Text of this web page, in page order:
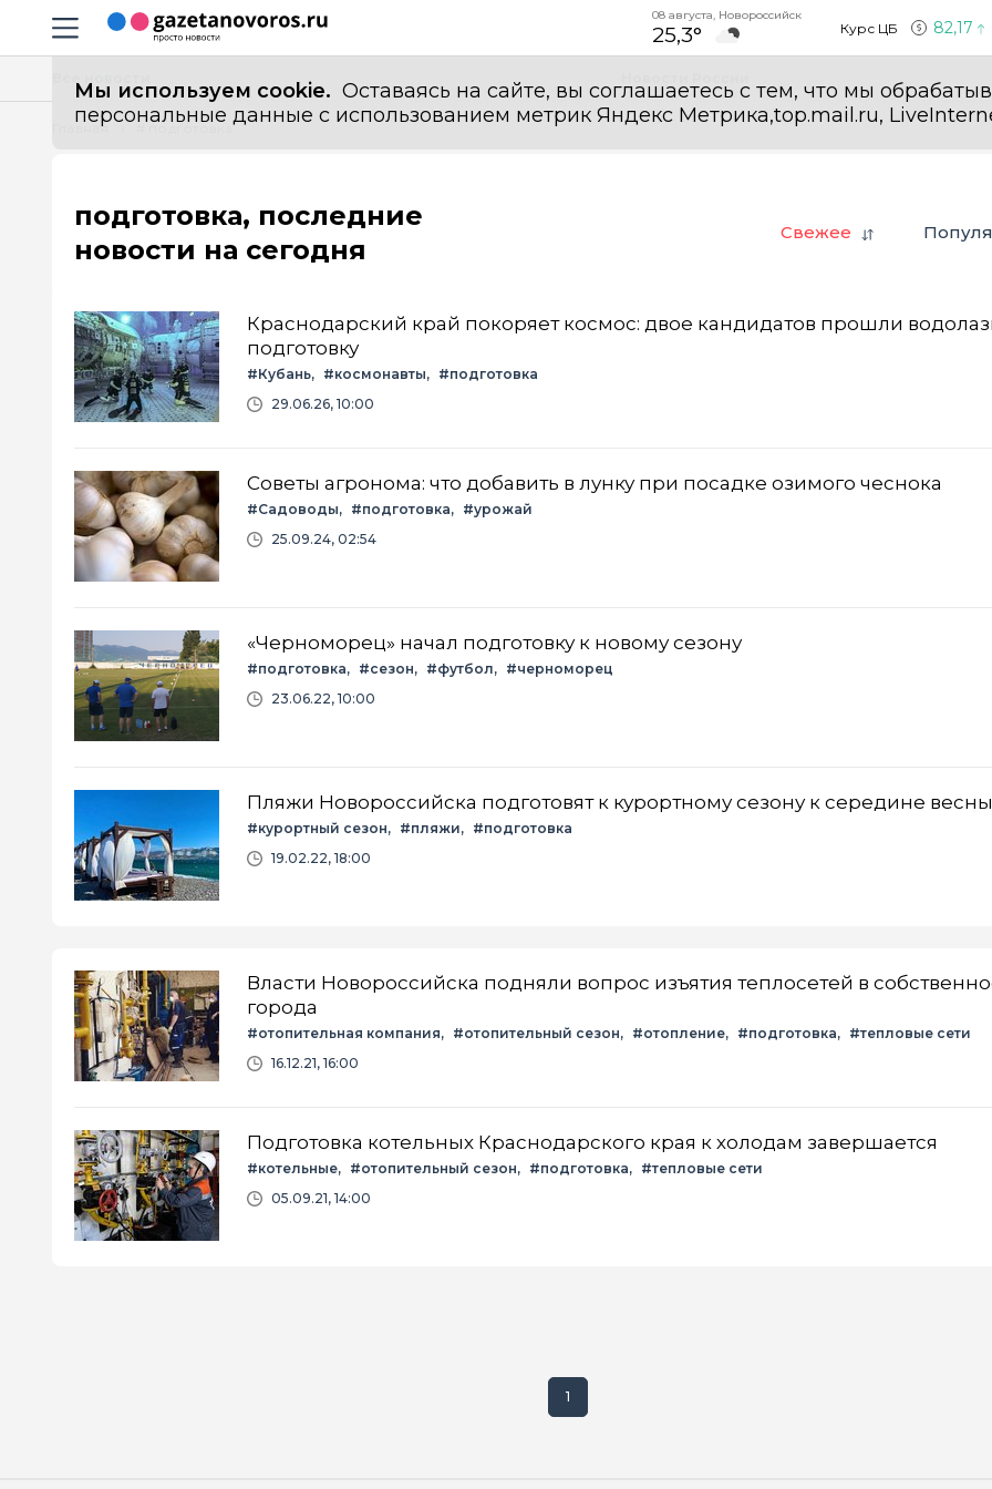
Навигация сайта
08 августа, Новороссийск
25,3° Курс ЦБ 82,17
Мы используем cookie. Оставаясь на сайте, вы соглашаетесь с тем, что мы
персональные данные с использованием метрик Яндекс Метрика,top.mail.ru,
Главная # подготовка
подготовка, последние
новости на сегодня
Свежее
Краснодарский край покоряет космос: двое кандидатов прошли
подготовку
#Кубань #космонавты
#подготовка
29.06.26, 10:00
Советы агронома: что добавить в лунку при посадке озимого чеснока
#Садоводы #подготовка
#урожай
25.09.24, 02:54
«Черноморец» начал подготовку к новому сезону
#подготовка #сезон #футбол
#черноморец
23.06.22, 10:00
Пляжи Новороссийска подготовят к курортному сезону к середине весны
#курортный сезон #пляжи
#подготовка
19.02.22, 18:00
Власти Новороссийска подняли вопрос изъятия теплосетей в
города
#отопительная компания #отопительный сезон #отопление #подготовка
#тепловые сети
16.12.21, 16:00
Подготовка котельных Краснодарского края к холодам завершается
#котельные #отопительный сезон #подготовка
#тепловые сети
05.09.21, 14:00
1